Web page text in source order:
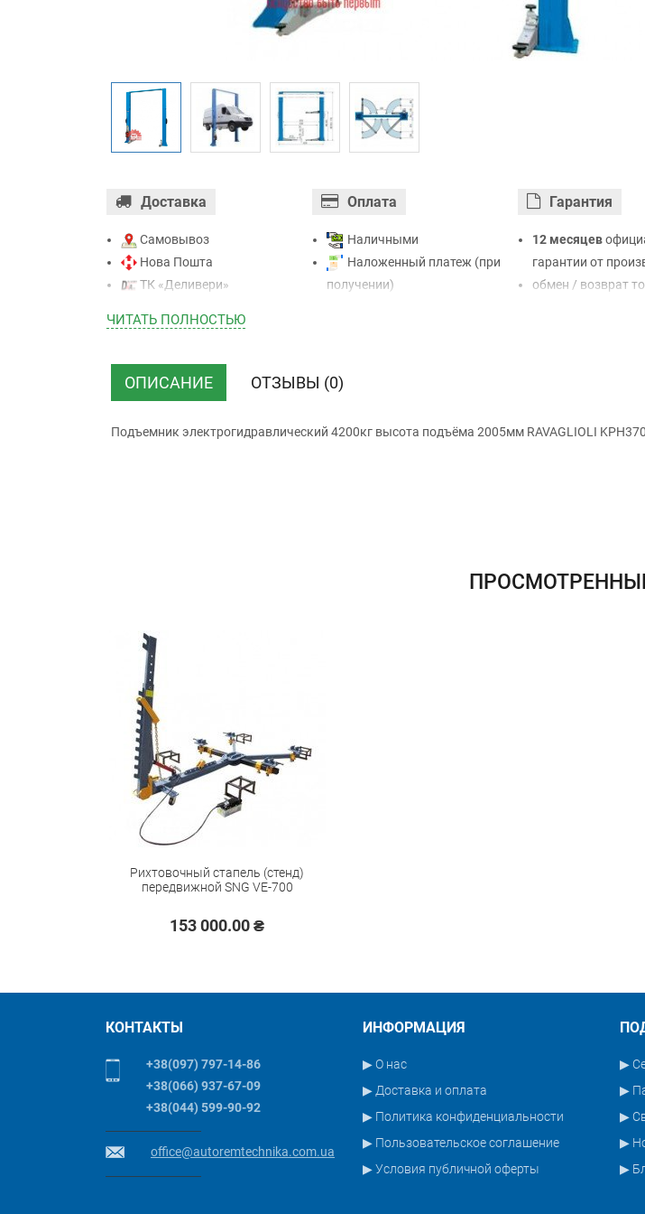
Доставка
Самовывоз
Нова Пошта
ТК «Деливери»
ТК “Justin”
ТК ”УкрПочта”
Оплата
Наличными
Наложенный платеж (при
получении)
Гарантия
12 месяцев
гарантии от
обмен / возврат
ЧИТАТЬ ПОЛНОСТЬЮ
ОПИСАНИЕ ОТЗЫВЫ (0)
Подъемник электрогидравлический 4200кг высота подъёма 2005мм RAVAGLIOLI
Рихтовочный стапель (стенд)
передвижной SNG VE-700
153 000.00 ₴
Производитель:
Код товара:
КОНТАКТЫ
+38(097) 797-14-86
+38(066) 937-67-09
+38(044) 599-90-92
office@autoremtechnika.com.ua
ИНФОРМАЦИЯ
▶ О нас
▶ Доставка и оплата
▶ Политика конфиденциальности
▶ Пользовательское соглашение
▶ Условия публичной оферты
▶
▶
▶
▶
▶